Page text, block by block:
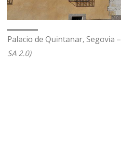
Palacio de Quintanar, Segovia –
SA 2.0)